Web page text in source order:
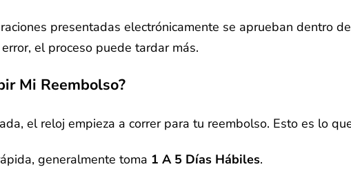
presentadas electrónicamente se aprueban dentro de
el proceso puede tardar más.
Mi Reembolso?
el reloj empieza a correr para tu reembolso. Esto es lo
generalmente toma 1 A 5 Días Hábiles.